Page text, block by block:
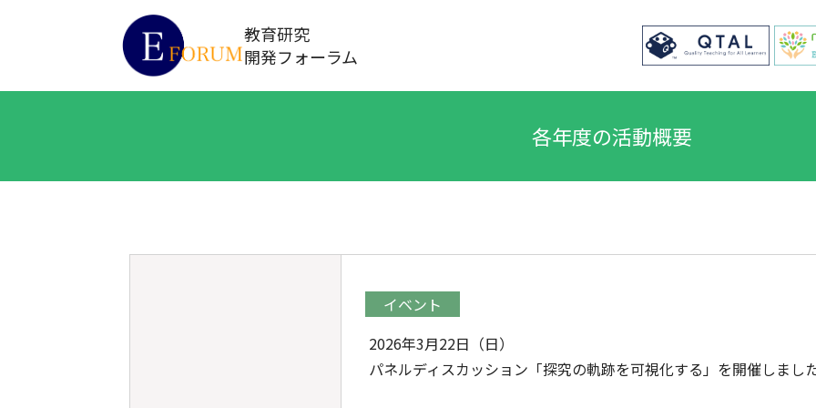
教育研究
開発フォーラム
各年度の活動概要
イベント
2026年3月22日（日）
パネルディスカッション「探究の軌跡を可視化する」を開催しまし